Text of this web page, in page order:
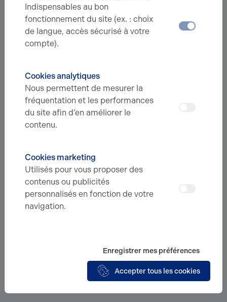
Service
Nous contacter
Nos valeurs
Nos honoraires
Investissement
Indispensables au bon
fonctionnement du site (ex. : choix
de langue, accès sécurisé à votre
compte).
Cookies analytiques
Nous permettent de mesurer la
fréquentation et les performances
du site afin d’en améliorer le
contenu.
Cookies marketing
Utilisés pour vous proposer des
contenus ou publicités
personnalisés en fonction de votre
navigation.
Enregistrer mes préférences
Accepter tous les cookies